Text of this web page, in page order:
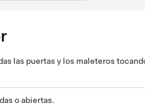
las puertas y los maleteros
o abiertas.